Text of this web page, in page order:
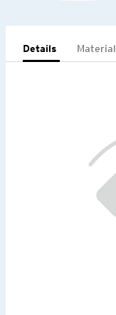
Details Material